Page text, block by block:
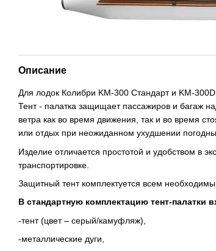
Описание
Для лодок Колибри KM-300 Стандарт и KM-
Тент - палатка защищает пассажиров и багаж
ветра как во время движения, так и во время
или отдых при неожиданном ухудшении
Изделие отличается простотой и удобством в
транспортировке.
Защитный тент комплектуется всем
В стандартную комплектацию тент-палатки
-тент (цвет – серый/камуфляж),
-металлические дуги,